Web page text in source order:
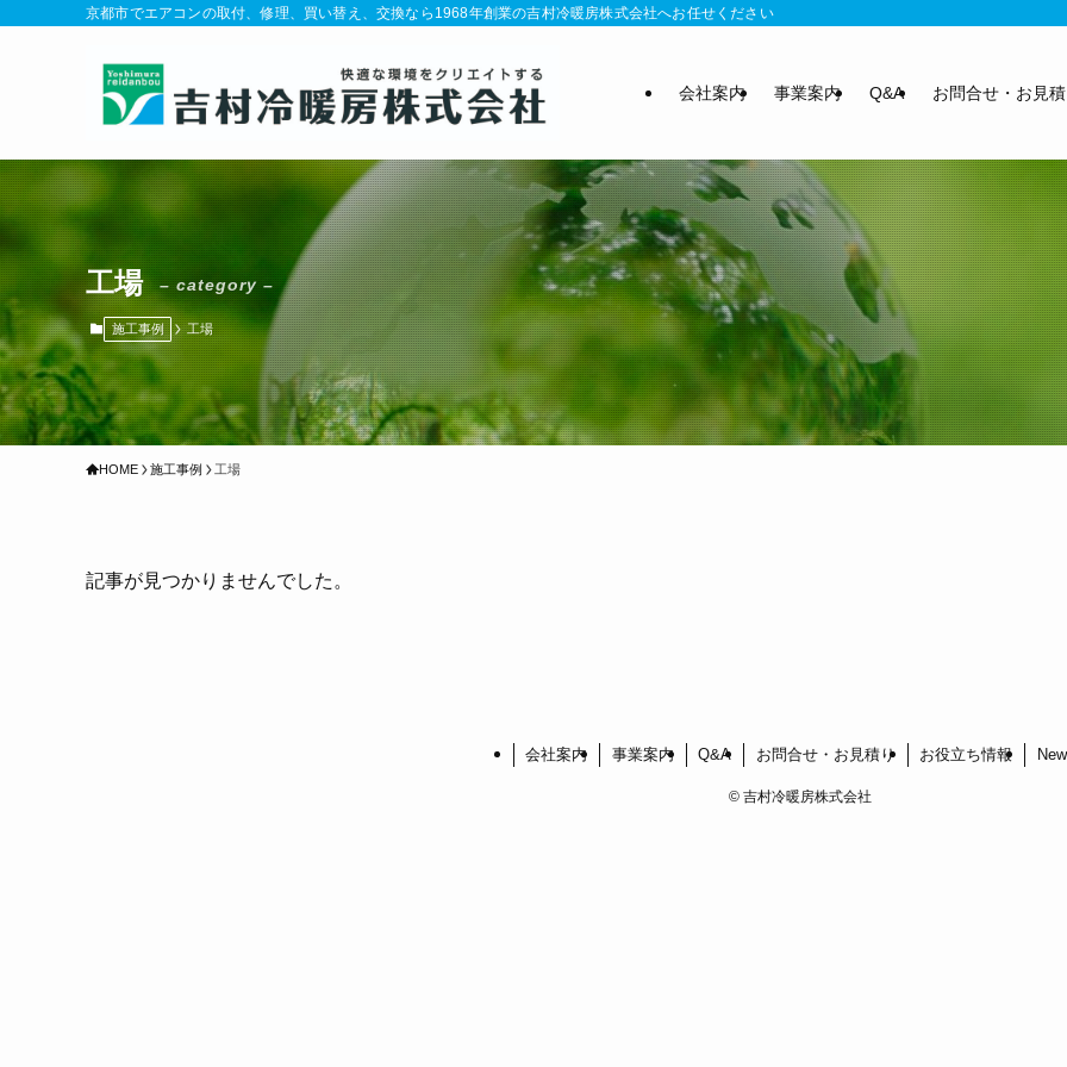
京都市でエアコンの取付、修理、買い替え、交換なら1968年創業の吉村冷暖房株式会社へお任せください
会社案内 事業案内 Q&A お問合せ・お見
工場 – category –
施工事例 工場
HOME 施工事例 工場
記事が見つかりませんでした。
会社案内 事業案内 Q&A お問合せ・お見積り お役立ち情報
© 吉村冷暖房株式会社